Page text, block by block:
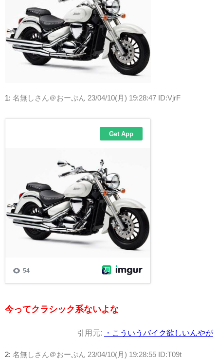
1: 名無しさん＠おーぷん 23/04/10(月) 19:28:47 ID:VjrF
今ってクラシック系ないよな
引用元: ・こういうバイク欲しいんやが
2: 名無しさん＠おーぷん 23/04/10(月) 19:28:55 ID:T09t